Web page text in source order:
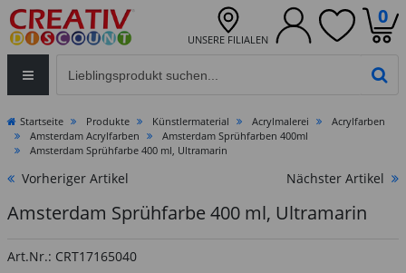
UNSERE FILIALEN
0
Startseite Produkte Künstlermaterial Acrylmalerei
Acrylfarben
Amsterdam Acrylfarben
Amsterdam Sprühfarben 400ml
Amsterdam Sprühfarbe 400 ml, Ultramarin
Vorheriger Artikel Nächster Artikel
Amsterdam Sprühfarbe 400 ml, Ultramarin
Art.Nr.: CRT17165040